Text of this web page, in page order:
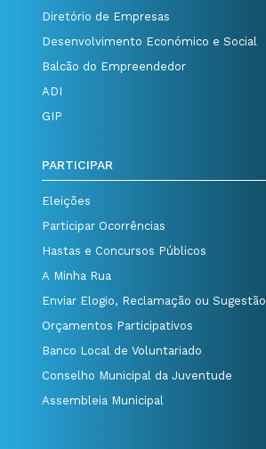
Diretório de Empresas
Desenvolvimento Económico e Social
Balcão do Empreendedor
ADI
GIP
PARTICIPAR
Eleições
Participar Ocorrências
Hastas e Concursos Públicos
A Minha Rua
Enviar Elogio, Reclamação ou Sugestão
Orçamentos Participativos
Banco Local de Voluntariado
Conselho Municipal da Juventude
Assembleia Municipal